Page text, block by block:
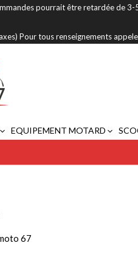
pourrait être retardée de
Pour tous renseignements
EQUIPEMENT MOTARD
67